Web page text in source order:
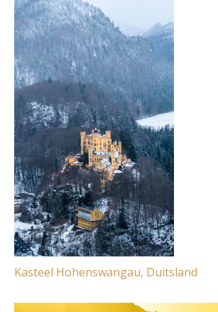
Kasteel Hohenswangau, Duitsland